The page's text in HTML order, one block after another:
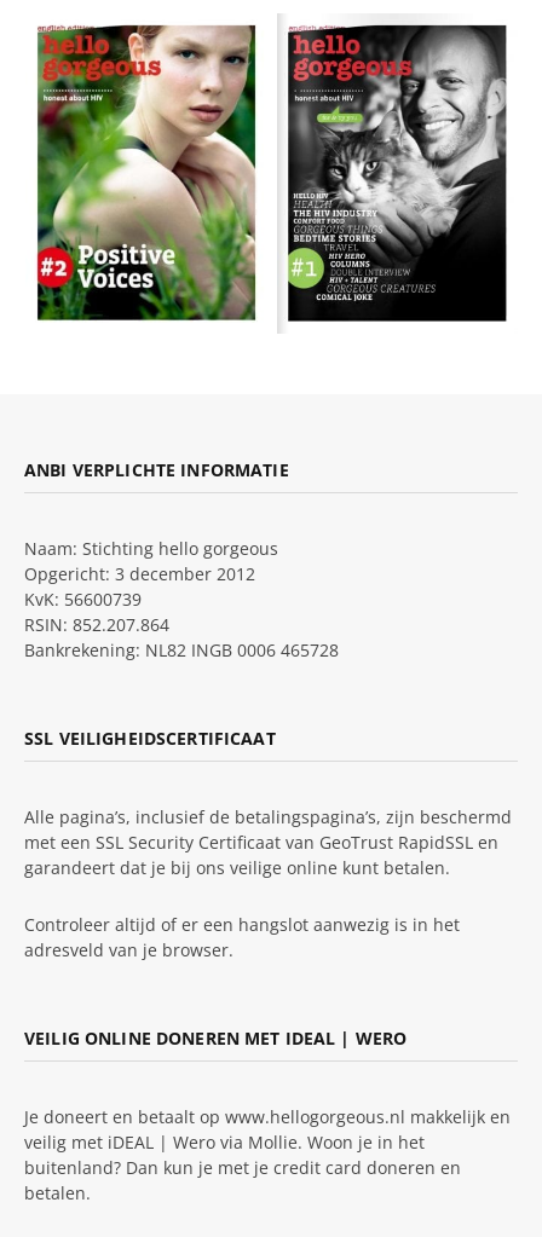
ANBI VERPLICHTE INFORMATIE
Naam: Stichting hello gorgeous
Opgericht: 3 december 2012
KvK: 56600739
RSIN: 852.207.864
Bankrekening: NL82 INGB 0006 465728
SSL VEILIGHEIDSCERTIFICAAT
Alle pagina’s, inclusief de betalingspagina’s, zijn beschermd
met een SSL Security Certificaat van GeoTrust RapidSSL en
garandeert dat je bij ons veilige online kunt betalen.
Controleer altijd of er een hangslot aanwezig is in het
adresveld van je browser.
VEILIG ONLINE DONEREN MET IDEAL | WERO
Je doneert en betaalt op www.hellogorgeous.nl makkelijk en
veilig met iDEAL | Wero via Mollie. Woon je in het
buitenland? Dan kun je met je credit card doneren en
betalen.